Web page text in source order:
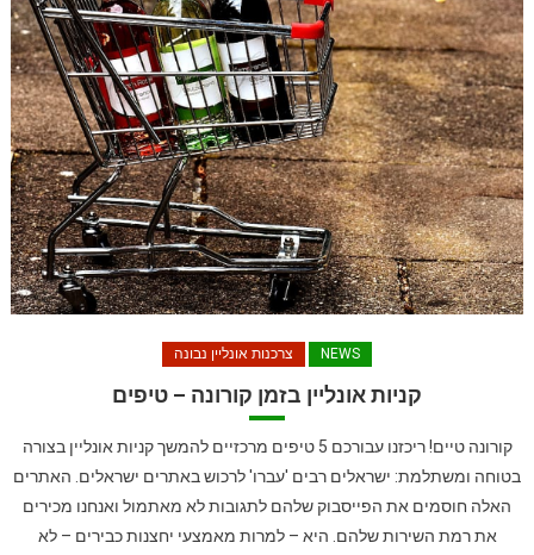
NEWS צרכנות אונליין נבונה
קניות אונליין בזמן קורונה – טיפים
קורונה טיים! ריכזנו עבורכם 5 טיפים מרכזיים להמשך קניות אונליין בצורה
בטוחה ומשתלמת: ישראלים רבים 'עברו' לרכוש באתרים ישראלים. האתרים
האלה חוסמים את הפייסבוק שלהם לתגובות לא מאתמול ואנחנו מכירים
את רמת השירות שלהם. היא – למרות מאמצעי יחצנות כבירים – לא